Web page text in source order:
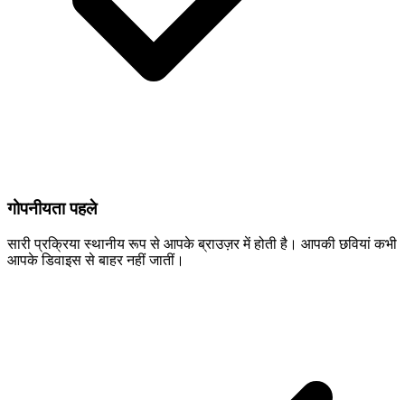
गोपनीयता पहले
सारी प्रक्रिया स्थानीय रूप से आपके ब्राउज़र में होती है। आपकी छवियां कभी
आपके डिवाइस से बाहर नहीं जातीं।